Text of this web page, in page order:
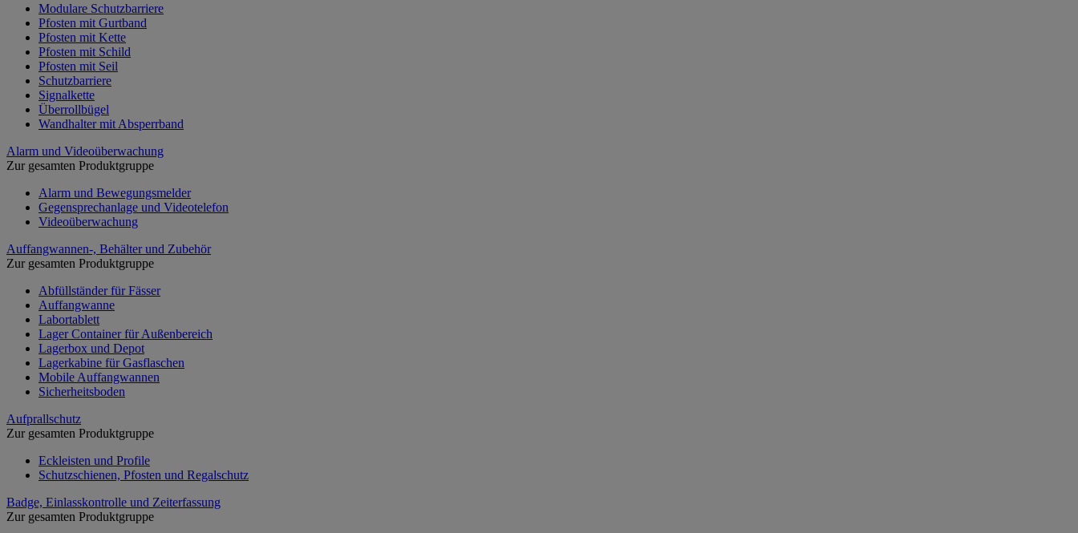
Modulare Schutzbarriere
Pfosten mit Gurtband
Pfosten mit Kette
Pfosten mit Schild
Pfosten mit Seil
Schutzbarriere
Signalkette
Überrollbügel
Wandhalter mit Absperrband
Alarm und Videoüberwachung
Zur gesamten Produktgruppe
Alarm und Bewegungsmelder
Gegensprechanlage und Videotelefon
Videoüberwachung
Auffangwannen-, Behälter und Zubehör
Zur gesamten Produktgruppe
Abfüllständer für Fässer
Auffangwanne
Labortablett
Lager Container für Außenbereich
Lagerbox und Depot
Lagerkabine für Gasflaschen
Mobile Auffangwannen
Sicherheitsboden
Aufprallschutz
Zur gesamten Produktgruppe
Eckleisten und Profile
Schutzschienen, Pfosten und Regalschutz
Badge, Einlasskontrolle und Zeiterfassung
Zur gesamten Produktgruppe